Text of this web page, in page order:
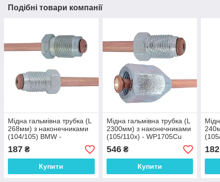
Подібні товари компанії
Мідна гальмівна трубка (L
268мм) з наконечниками
(104/105) BMW -
187 ₴
Купити
Мідна гальмівна трубка (L
2300мм) з наконечниками
(105/110х) - WP1705Cu
546₴
Купити
182